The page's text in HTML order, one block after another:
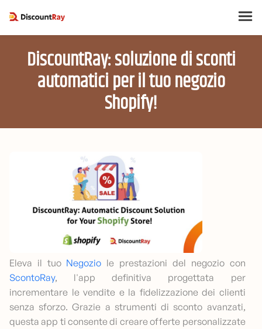
DiscountRay: soluzione di sconti
automatici per il tuo negozio
Shopify!
Eleva il tuo Negozio le prestazioni del negozio con
ScontoRay, l'app definitiva progettata per
incrementare le vendite e la fidelizzazione dei clienti
senza sforzo. Grazie a strumenti di sconto avanzati,
questa app ti consente di creare offerte personalizzate